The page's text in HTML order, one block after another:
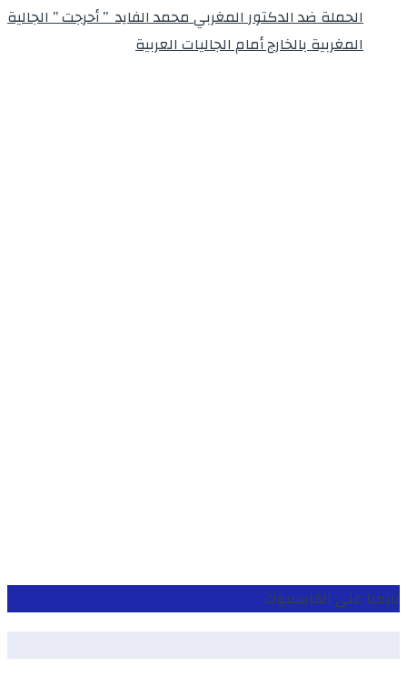
الحملة ضد الدكتور المغربي محمد الفايد ” أحرجت ” الجالية
المغربية بالخارج أمام الجاليات العربية
تابعنا على الفايسبوك